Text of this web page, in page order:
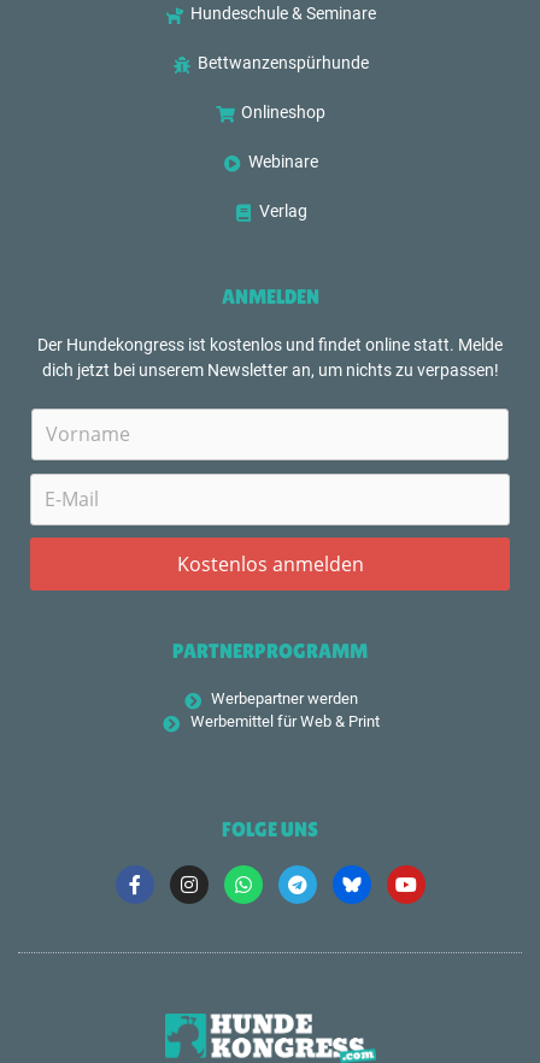
Hundeschule & Seminare
Bettwanzenspürhunde
Onlineshop
Webinare
Verlag
ANMELDEN
Der Hundekongress ist kostenlos und findet online statt. Melde
dich jetzt bei unserem Newsletter an, um nichts zu verpassen!
PARTNERPROGRAMM
Werbepartner werden
Werbemittel für Web & Print
FOLGE UNS